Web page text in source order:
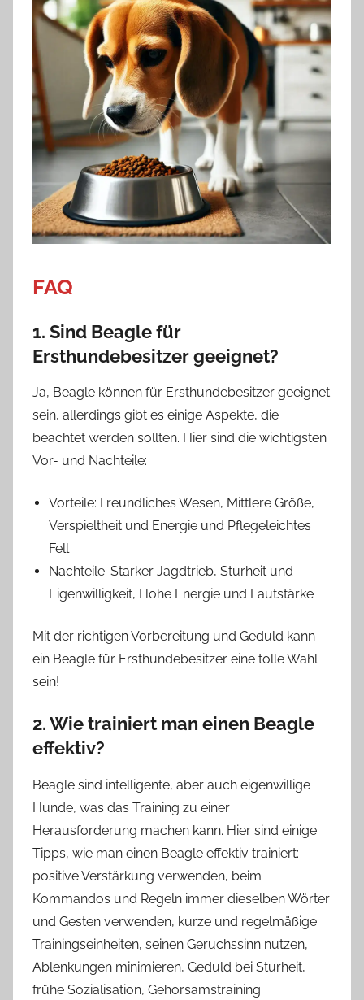
FAQ
1. Sind Beagle für
Ersthundebesitzer geeignet?
Ja, Beagle können für Ersthundebesitzer geeignet
sein, allerdings gibt es einige Aspekte, die
beachtet werden sollten. Hier sind die wichtigsten
Vor- und Nachteile:
Vorteile: Freundliches Wesen, Mittlere Größe,
Verspieltheit und Energie und Pflegeleichtes
Fell
Nachteile: Starker Jagdtrieb, Sturheit und
Eigenwilligkeit, Hohe Energie und Lautstärke
Mit der richtigen Vorbereitung und Geduld kann
ein Beagle für Ersthundebesitzer eine tolle Wahl
sein!
2. Wie trainiert man einen Beagle
effektiv?
Beagle sind intelligente, aber auch eigenwillige
Hunde, was das Training zu einer
Herausforderung machen kann. Hier sind einige
Tipps, wie man einen Beagle effektiv trainiert:
positive Verstärkung verwenden, beim
Kommandos und Regeln immer dieselben Wörter
und Gesten verwenden, kurze und regelmäßige
Trainingseinheiten, seinen Geruchssinn nutzen,
Ablenkungen minimieren, Geduld bei Sturheit,
frühe Sozialisation, Gehorsamstraining